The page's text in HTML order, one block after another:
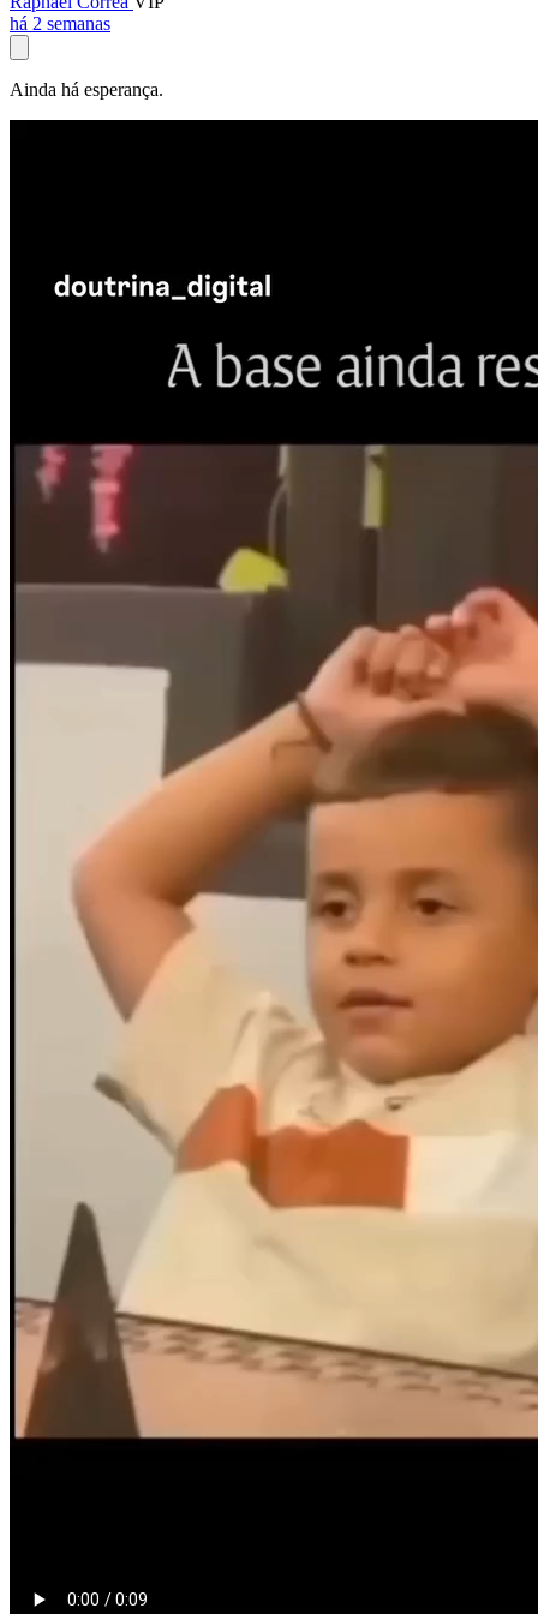
há 2 semanas
Ainda há esperança.